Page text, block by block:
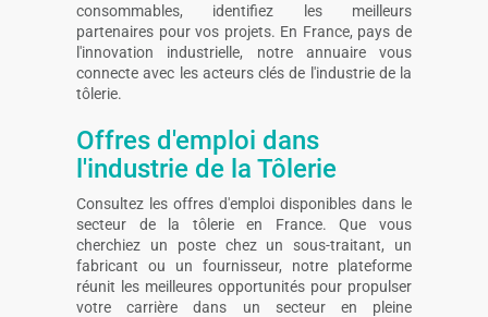
consommables, identifiez les meilleurs
partenaires pour vos projets. En France, pays de
l'innovation industrielle, notre annuaire vous
connecte avec les acteurs clés de l'industrie de la
tôlerie.
Offres d'emploi dans
l'industrie de la Tôlerie
Consultez les offres d'emploi disponibles dans le
secteur de la tôlerie en France. Que vous
cherchiez un poste chez un sous-traitant, un
fabricant ou un fournisseur, notre plateforme
réunit les meilleures opportunités pour propulser
votre carrière dans un secteur en pleine